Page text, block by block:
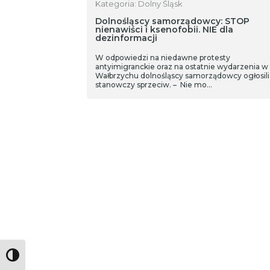
Toggle High Contrast
Kategoria: Dolny Śląsk
Dolnośląscy samorządowcy: STOP
nienawiści i ksenofobii. NIE dla
dezinformacji
W odpowiedzi na niedawne protesty
antyimigranckie oraz na ostatnie wydarzenia w
Wałbrzychu dolnośląscy samorządowcy ogłosili
stanowczy sprzeciw. – Nie mo…